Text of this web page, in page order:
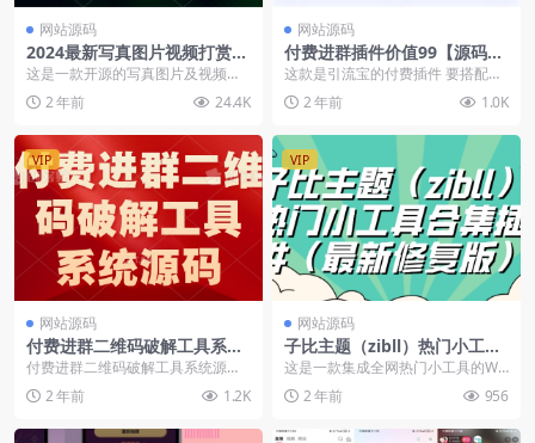
网站源码
2024最新写真图片视频打赏系
统源码全开源无加密完整可用
+视频教程
这是一款开源的写真图片及视频打
赏系统源码，顾名思义他可以做写
真图片打赏站也可以做...
2 年前 24.4K
网站源码
付费进群插件价值99【源码没
有教程】
这款是引流宝的付费插件 要搭配引
流宝使用 多模版，最近发现好多人
再倒卖大佬的付费...
2 年前 1.0K
VIP
网站源码
付费进群二维码破解工具系统
源码【无教学资料】
付费进群二维码破解工具系统源
码，付费进群的基本原理知道就可
以获取到进群的二维码，...
2 年前 1.2K
VIP
网站源码
子比主题（zibll）热门小工具
合集插件（最新修复版）
这是一款集成全网热门小工具的Wo
rdPress插件，仅在子比主题测试，
其他主题需...
2 年前 956